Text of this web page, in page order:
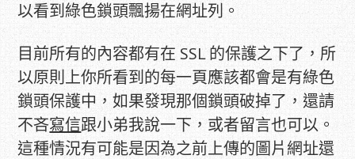
以看到綠色鎖頭飄揚在網址列。
目前所有的內容都有在 SSL 的保護之下了，所
以原則上你所看到的每一頁應該都會是有綠色
鎖頭保護中，如果發現那個鎖頭破掉了，還請
不吝寫信跟小弟我說一下，或者留言也可以。
這種情況有可能是因為之前上傳的圖片網址還